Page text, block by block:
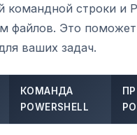
командной строки и
файлов. Это
ваших задач.
КОМАНДА
POWERSHELL